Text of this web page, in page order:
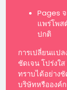
Pages
แพร่โพส
ปกติ
การเปลี่ยนแป
ชัดเจน โปร่งใ
ทราบได้อย่าง
บริษัทหรือองค์